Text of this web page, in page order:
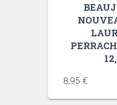
8,95 €